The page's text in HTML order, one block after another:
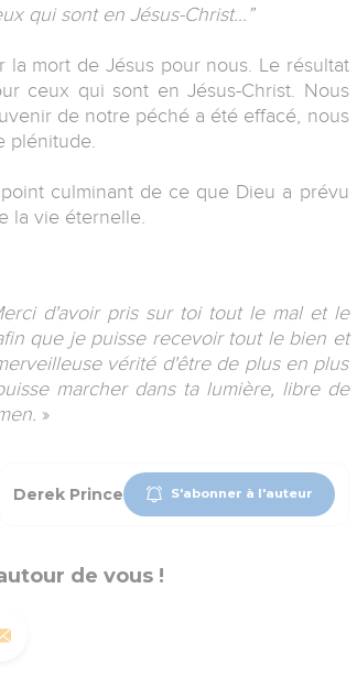
qui sont en Jésus-Christ…”
la mort de Jésus pour nous. Le résultat
ceux qui sont en Jésus-Christ. Nous
de notre péché a été effacé, nous
plénitude.
culminant de ce que Dieu a prévu
la vie éternelle.
d'avoir pris sur toi tout le mal et le
que je puisse recevoir tout le bien et
vérité d'être de plus en plus
marcher dans ta lumière, libre de
»
Derek Prince S'abonner à l'auteur
de vous !